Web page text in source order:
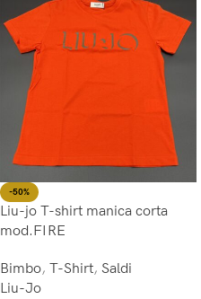
-50%
Liu-jo T-shirt manica corta
mod.FIRE
Bimbo, T-Shirt, Saldi
Liu-Jo